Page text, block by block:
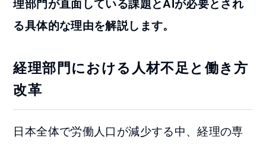
理部門が直面している課題とAIが必要とされ
る具体的な理由を解説します。
経理部門における人材不足と働き方
改革
日本全体で労働人口が減少する中、経理の専